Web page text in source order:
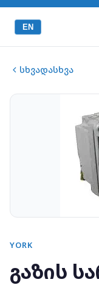
EN
სხვადასხვა
YORK
გაზის